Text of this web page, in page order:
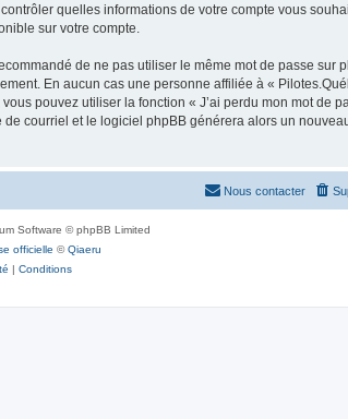
quelles informations de votre compte vous
sur votre compte.
de ne pas utiliser le même mot de passe sur
En aucun cas une personne affiliée à «
pouvez utiliser la fonction « J’ai perdu mon mot de
courriel et le logiciel phpBB générera alors un
Nous contacter
Software © phpBB Limited
officielle ©Qiaeru
| Conditions